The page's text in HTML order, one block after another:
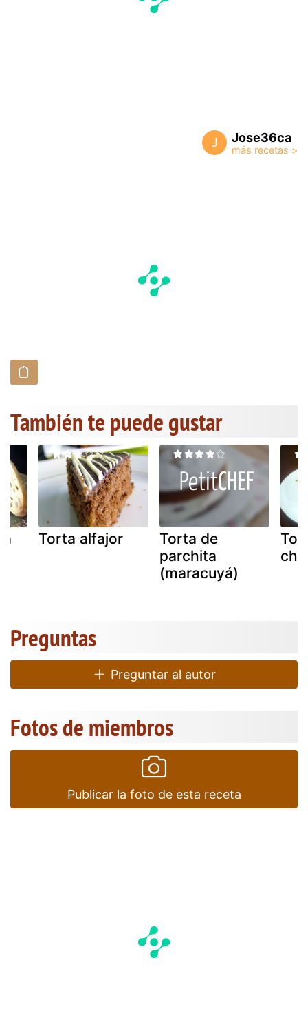
J Jose36ca
También te puede gustar
Torta alfajor
Torta de
parchita
(maracuyá)
Preguntas
Preguntar al autor
Fotos de miembros
Publicar la foto de esta receta